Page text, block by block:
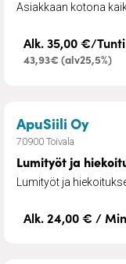
Asiakkaan kotona
Alk. 35,00 €/
43,93€ (alv25,5%)
ApuSiili Oy–
70900 Toivala
Lumityöt ja
Lumityöt ja
Alk. 24,00 € /